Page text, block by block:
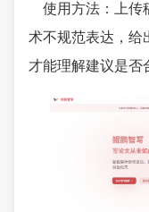
使用方法：上传
术不规范表达，给
才能理解建议是否